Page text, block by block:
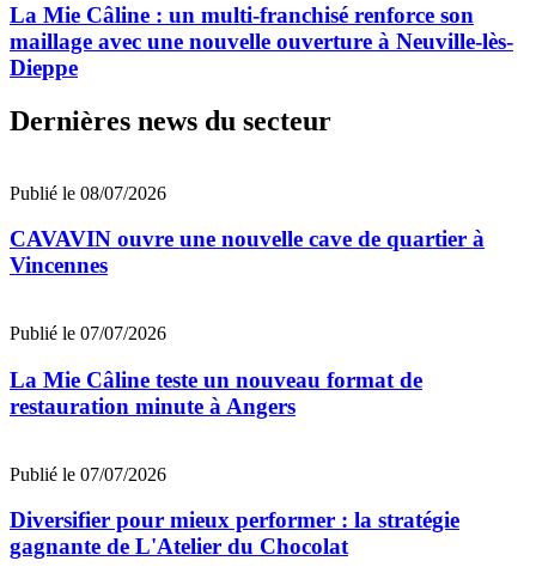
La Mie Câline : un multi-franchisé renforce son
maillage avec une nouvelle ouverture à Neuville-lès-
Dieppe
Dernières news du secteur
Publié le 08/07/2026
CAVAVIN ouvre une nouvelle cave de quartier à
Vincennes
Publié le 07/07/2026
La Mie Câline teste un nouveau format de
restauration minute à Angers
Publié le 07/07/2026
Diversifier pour mieux performer : la stratégie
gagnante de L'Atelier du Chocolat